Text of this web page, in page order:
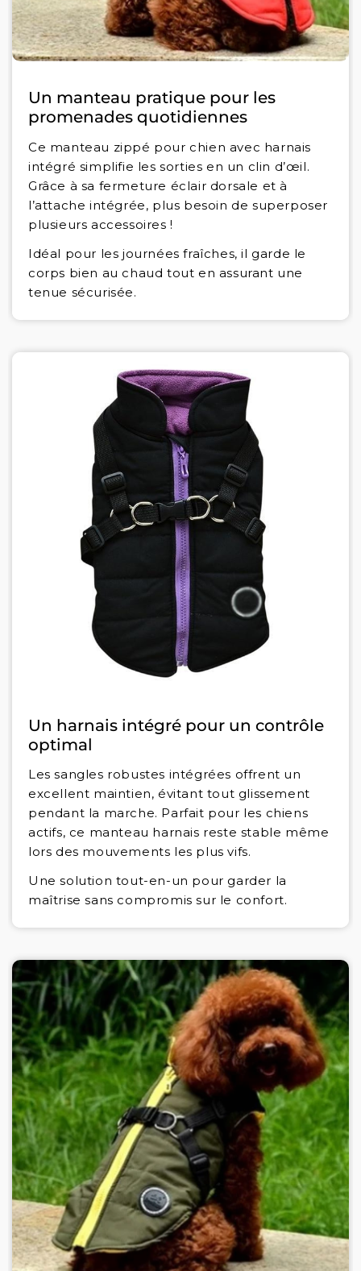
Un manteau pratique pour les
promenades quotidiennes
Ce manteau zippé pour chien avec harnais
intégré simplifie les sorties en un clin d’œil.
Grâce à sa fermeture éclair dorsale et à
l’attache intégrée, plus besoin de superposer
plusieurs accessoires !
Idéal pour les journées fraîches, il garde le
corps bien au chaud tout en assurant une
tenue sécurisée.
Un harnais intégré pour un contrôle
optimal
Les sangles robustes intégrées offrent un
excellent maintien, évitant tout glissement
pendant la marche. Parfait pour les chiens
actifs, ce manteau harnais reste stable même
lors des mouvements les plus vifs.
Une solution tout-en-un pour garder la
maîtrise sans compromis sur le confort.